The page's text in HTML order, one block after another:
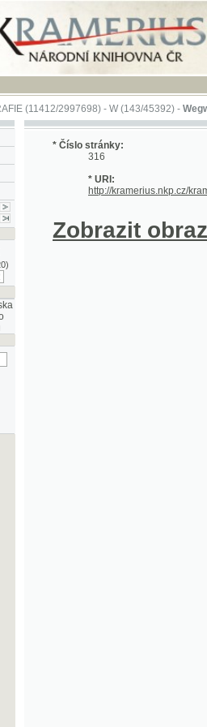
(11412/2997698) -W (143/45392)-Wegweiser
* Číslo stránky:
316
* URI:
http://kramerius.nkp.cz/kramerius/